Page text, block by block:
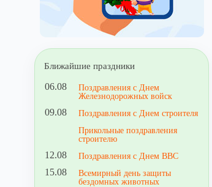
Ближайшие праздники
06.08
Поздравления с Днем
Железнодорожных войск
09.08
Поздравления с Днем строителя
Прикольные поздравления
строителю
12.08 Поздравления с Днем ВВС
15.08
Всемирный день защиты
бездомных животных